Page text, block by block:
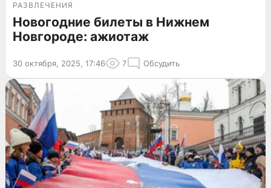
РАЗВЛЕЧЕНИЯ
Новогодние билеты в Нижнем
Новгороде: ажиотаж
30 октября, 2025, 17:46 7 Обсудить